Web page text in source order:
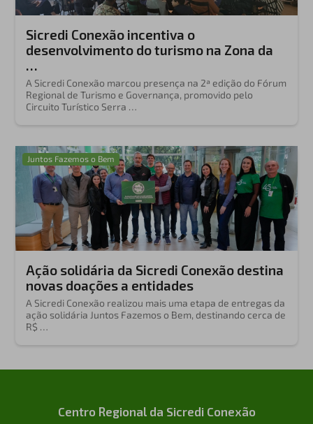
Sicredi Conexão incentiva o
desenvolvimento do turismo na Zona da
…
A Sicredi Conexão marcou presença na 2ª edição do Fórum
Regional de Turismo e Governança, promovido pelo
Circuito Turístico Serra …
Juntos Fazemos o Bem
Ação solidária da Sicredi Conexão destina
novas doações a entidades
A Sicredi Conexão realizou mais uma etapa de entregas da
ação solidária Juntos Fazemos o Bem, destinando cerca de
R$ …
Centro Regional da Sicredi Conexão